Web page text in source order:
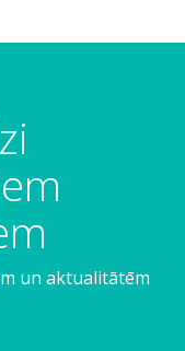
un aktualitātēm